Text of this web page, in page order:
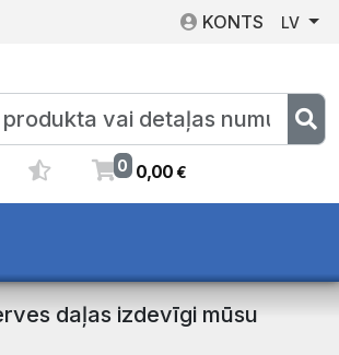
KONTS LV
0 0,00€
daļas izdevīgi mūsu